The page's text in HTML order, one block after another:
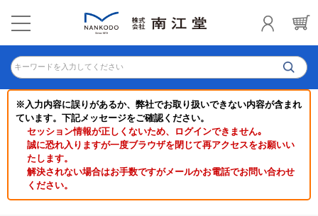
キーワードを入力してください
※入力内容に誤りがあるか、弊社でお取り扱いできない内容が含まれ
ています。下記メッセージをご確認ください。
セッション情報が正しくないため、ログインできません｡
誠に恐れ入りますが一度ブラウザを閉じて再アクセスをお願いい
たします。
解決されない場合はお手数ですがメールかお電話でお問い合わせ
ください。